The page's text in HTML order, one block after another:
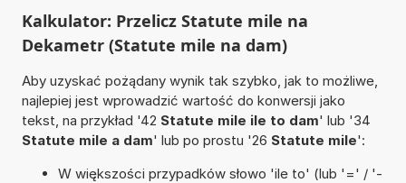
Kalkulator: Przelicz Statute mile na
Dekametr (Statute mile na dam)
Aby uzyskać pożądany wynik tak szybko, jak to możliwe,
najlepiej jest wprowadzić wartość do konwersji jako
tekst, na przykład '42 Statute mile ile to dam' lub '34
Statute mile a dam' lub po prostu '26 Statute mile':
W większości przypadków słowo 'ile to' (lub '=' / '-